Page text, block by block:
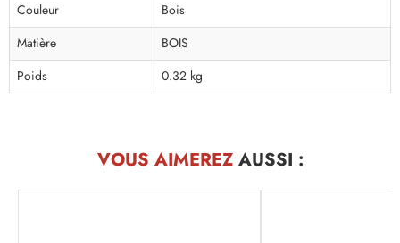
Couleur
Bois
Matière
BOIS
Poids
0.32 kg
VOUS AIMEREZAUSSI :